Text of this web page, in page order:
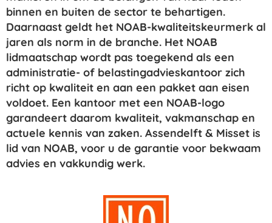
binnen en buiten de sector te behartigen.
Daarnaast geldt het NOAB-kwaliteitskeurmerk al
jaren als norm in de branche. Het NOAB
lidmaatschap wordt pas toegekend als een
administratie- of belastingadvieskantoor zich
richt op kwaliteit en aan een pakket aan eisen
voldoet. Een kantoor met een NOAB-logo
garandeert daarom kwaliteit, vakmanschap en
actuele kennis van zaken. Assendelft & Misset is
lid van NOAB, voor u de garantie voor bekwaam
advies en vakkundig werk.